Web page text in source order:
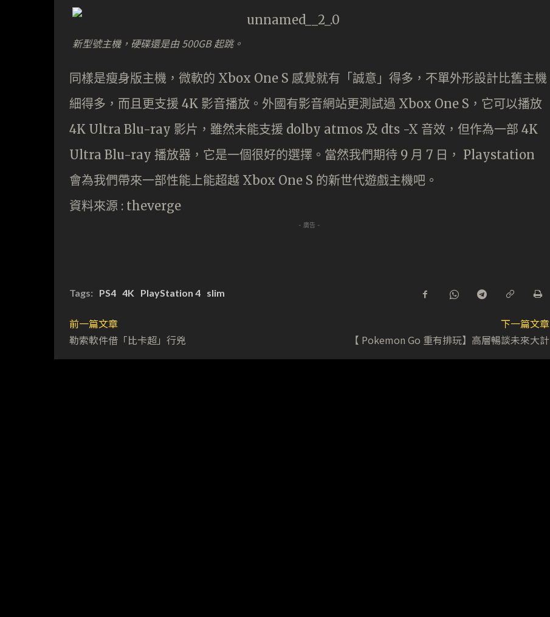
新型號主機，硬碟還是由 500GB 起跳。
同樣是瘦身版主機，微軟的 Xbox One S 感覺就有「誠意」得多，不單外形設計比舊主機
細得多，而且更支援 4K 影音播放。外國有影音網站更測試過 Xbox One S，它可以播放
4K Ultra Blu-ray 影片，雖然未能支援 dolby atmos 及 dts -X 音效，但作為一部 4K
Ultra Blu-ray 播放器，它是一個很好的選擇。當然我們期待 9 月 7 日， Playstation
會為我們帶來一部性能上能超越 Xbox One S 的新世代遊戲主機吧。
資料來源 : theverge
- 廣告 -
Tags: PS4 4K PlayStation 4 slim
前一篇文章
勒索軟件借「比卡超」行兇
下一篇文章
【 Pokemon Go 重有排玩】高層暢談未來大計